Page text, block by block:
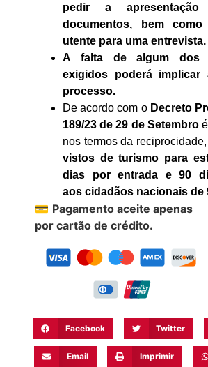
pedir a
documentos, bem
utente para uma entrevista.
A falta de algum dos
exigidos poderá implicar
processo.
De acordo com o Decreto
189/23 de 29 de Setembroé
nos termos da reciprocidade,
vistos de turismo para
dias por entrada e 90
aos cidadãos nacionais de
💳 Pagamento aceite apenas
por cartão de crédito.
Facebook Twitter
Email Imprimir